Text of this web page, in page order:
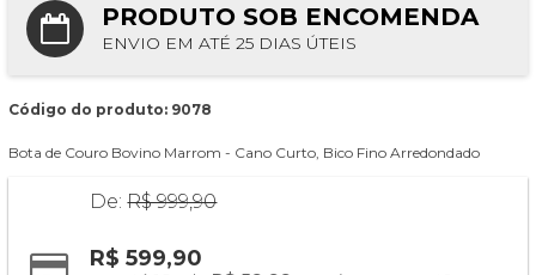
PRODUTO SOB ENCOMENDA
ENVIO EM ATÉ 25 DIAS ÚTEIS
Código do produto: 9078
Bota de Couro Bovino Marrom - Cano Curto, Bico Fino Arredondado
De:R$ 999,90
R$ 599,90